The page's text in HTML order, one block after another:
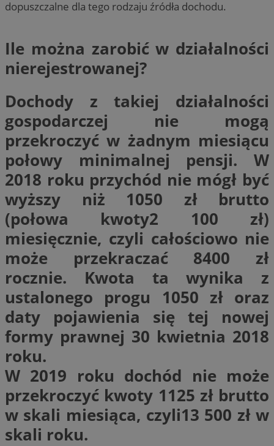
dopuszczalne dla tego rodzaju źródła dochodu.
Ile można zarobić w działalności
nierejestrowanej?
Dochody z takiej działalności
gospodarczej nie mogą
przekroczyć w żadnym miesiącu
połowy minimalnej pensji. W
2018 roku przychód nie mógł być
wyższy niż 1050 zł brutto
(połowa kwoty2 100 zł)
miesięcznie, czyli całościowo nie
może przekraczać 8400 zł
rocznie. Kwota ta wynika z
ustalonego progu 1050 zł oraz
daty pojawienia się tej nowej
formy prawnej 30 kwietnia 2018
roku.
W 2019 roku dochód nie może
przekroczyć kwoty 1125 zł brutto
w skali miesiąca, czyli13 500 zł w
skali roku.